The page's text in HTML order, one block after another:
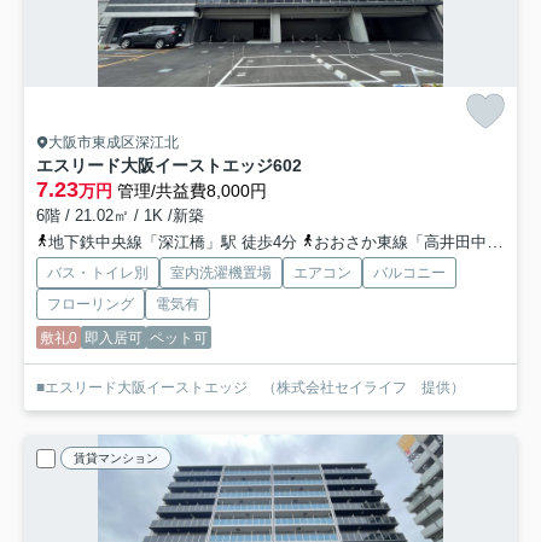
大阪市東成区深江北
エスリード大阪イーストエッジ602
7.23万円 管理/共益費8,000円
6階 / 21.02㎡ / 1K /新築
地下鉄中央線「深江橋」駅 徒歩4分
おおさか東線「高井田中央」駅 徒歩15分
バス・トイレ別 室内洗濯機置場 エアコン
バルコニー
フローリング
電気有
敷礼0 即入居可 ペット可
■エスリード大阪イーストエッジ （株式会社セイライフ 提供）
賃貸マンション